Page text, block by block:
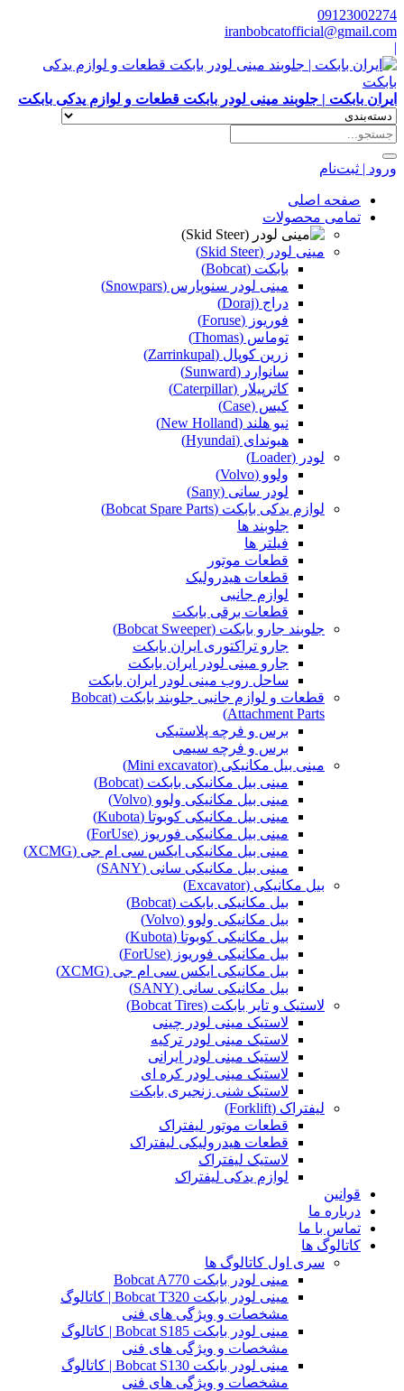
09123002274
iranbobcatofficial@gmail.com
|
ایران بابکت | جلوبند مینی لودر بابکت قطعات و لوازم یدکی بابکت
ورود | ثبت‌نام
صفحه اصلی
تمامی محصولات
مینی لودر (Skid Steer)
بابکت (Bobcat)
مینی لودر سنوپارس (Snowpars)
دراج (Doraj)
فوریوز (Foruse)
توماس (Thomas)
زرین کوپال (Zarrinkupal)
سانوارد (Sunward)
کاترپیلار (Caterpillar)
کیس (Case)
نیو هلند (New Holland)
هیوندای (Hyundai)
لودر (Loader)
ولوو (Volvo)
لودر سانی (Sany)
لوازم یدکی بابکت (Bobcat Spare Parts)
جلوبند ها
فیلتر ها
قطعات موتور
قطعات هیدرولیک
لوازم جانبی
قطعات برقی بابکت
جلوبند جارو بابکت (Bobcat Sweeper)
جارو تراکتوری ایران بابکت
جارو مینی لودر ایران بابکت
ساحل روب مینی لودر ایران بابکت
قطعات و لوازم جانبی جلوبند بابکت (Bobcat
Attachment Parts)
برس و فرچه پلاستیکی
برس و فرچه سیمی
مینی بیل مکانیکی (Mini excavator)
مینی بیل مکانیکی بابکت (Bobcat)
مینی بیل مکانیکی ولوو (Volvo)
مینی بیل مکانیکی کوبوتا (Kubota)
مینی بیل مکانیکی فوریوز (ForUse)
مینی بیل مکانیکی ایکس سی ام جی (XCMG)
مینی بیل مکانیکی سانی (SANY)
بیل مکانیکی (Excavator)
بیل مکانیکی بابکت (Bobcat)
بیل مکانیکی ولوو (Volvo)
بیل مکانیکی کوبوتا (Kubota)
بیل مکانیکی فوریوز (ForUse)
بیل مکانیکی ایکس سی ام جی (XCMG)
بیل مکانیکی سانی (SANY)
لاستیک و تایر بابکت (Bobcat Tires)
لاستیک مینی لودر چینی
لاستیک مینی لودر ترکیه
لاستیک مینی لودر ایرانی
لاستیک مینی لودر کره ای
لاستیک شنی زنجیری بابکت
لیفتراک (Forklift)
قطعات موتور لیفتراک
قطعات هیدرولیکی لیفتراک
لاستیک لیفتراک
لوازم یدکی لیفتراک
قوانین
درباره ما
تماس با ما
کاتالوگ ها
سری اول کاتالوگ ها
مینی لودر بابکت Bobcat A770
مینی لودر بابکت Bobcat T320 | کاتالوگ
مشخصات و ویژگی های فنی
مینی لودر بابکت Bobcat S185 | کاتالوگ
مشخصات و ویژگی های فنی
مینی لودر بابکت Bobcat S130 | کاتالوگ
مشخصات و ویژگی های فنی